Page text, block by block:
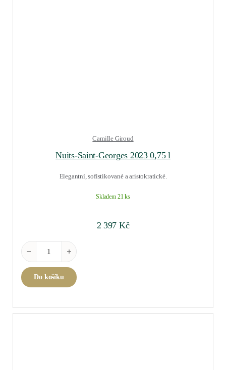
Camille Giroud
Nuits-Saint-Georges 2023 0,75 l
Elegantní, sofistikované a aristokratické.
Skladem 21 ks
2 397 Kč
Nuits-Saint-Georges 2023 0,75 l množství
Do košíku